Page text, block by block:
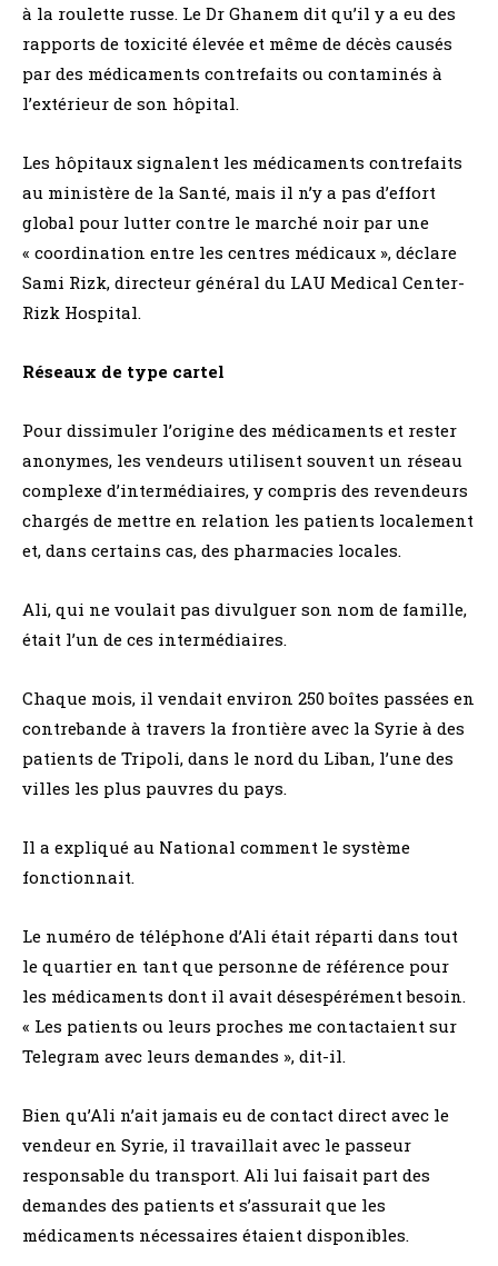
à la roulette russe. Le Dr Ghanem dit qu’il y a eu des
rapports de toxicité élevée et même de décès causés
par des médicaments contrefaits ou contaminés à
l’extérieur de son hôpital.
Les hôpitaux signalent les médicaments contrefaits
au ministère de la Santé, mais il n’y a pas d’effort
global pour lutter contre le marché noir par une
« coordination entre les centres médicaux », déclare
Sami Rizk, directeur général du LAU Medical Center-
Rizk Hospital.
Réseaux de type cartel
Pour dissimuler l’origine des médicaments et rester
anonymes, les vendeurs utilisent souvent un réseau
complexe d’intermédiaires, y compris des revendeurs
chargés de mettre en relation les patients localement
et, dans certains cas, des pharmacies locales.
Ali, qui ne voulait pas divulguer son nom de famille,
était l’un de ces intermédiaires.
Chaque mois, il vendait environ 250 boîtes passées en
contrebande à travers la frontière avec la Syrie à des
patients de Tripoli, dans le nord du Liban, l’une des
villes les plus pauvres du pays.
Il a expliqué au National comment le système
fonctionnait.
Le numéro de téléphone d’Ali était réparti dans tout
le quartier en tant que personne de référence pour
les médicaments dont il avait désespérément besoin.
« Les patients ou leurs proches me contactaient sur
Telegram avec leurs demandes », dit-il.
Bien qu’Ali n’ait jamais eu de contact direct avec le
vendeur en Syrie, il travaillait avec le passeur
responsable du transport. Ali lui faisait part des
demandes des patients et s’assurait que les
médicaments nécessaires étaient disponibles.